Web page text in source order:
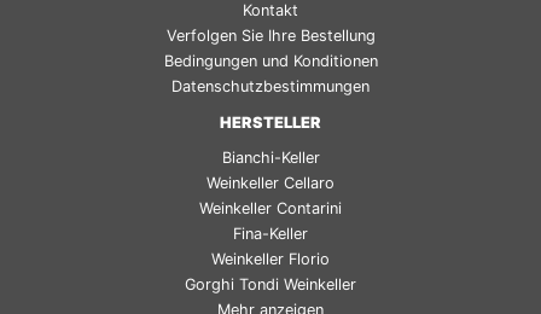
Kontakt
Verfolgen Sie Ihre Bestellung
Bedingungen und Konditionen
Datenschutzbestimmungen
HERSTELLER
Bianchi-Keller
Weinkeller Cellaro
Weinkeller Contarini
Fina-Keller
Weinkeller Florio
Gorghi Tondi Weinkeller
Mehr anzeigen